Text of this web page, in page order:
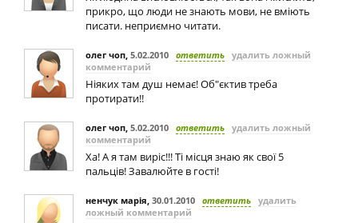
прикро, що люди не знають мови, не вміють
писати. неприємно читати.
олег чоп, 5.02.2010 ответить удалить ложный
комментарий
Ніяких там душ немає! Об"єктив треба
протирати!!
олег чоп, 5.02.2010 ответить удалить ложный
комментарий
Ха! А я там виріс!!! Ті місця знаю як свої 5
пальців! Завалюйте в гості!
ненчук марія, 30.01.2010 ответить удалить
ложный комментарий